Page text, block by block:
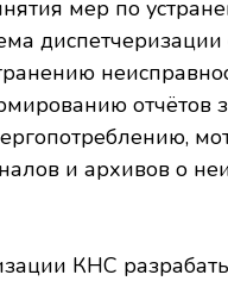
мер по
отчётов
и архивов о
КНС